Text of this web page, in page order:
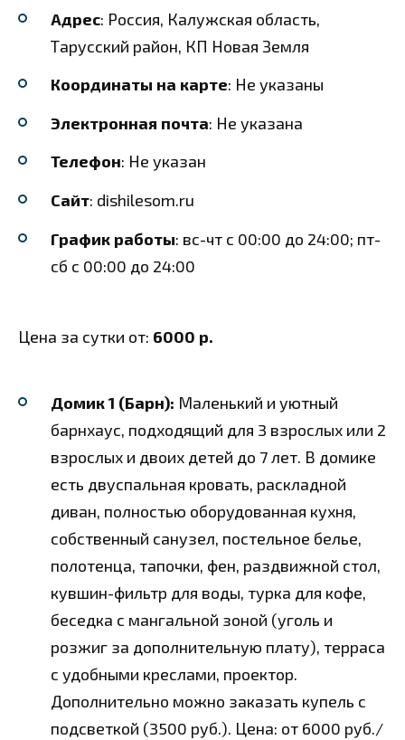
Адрес: Россия, Калужская область,
Тарусский район, КП Новая Земля
Координаты на карте: Не указаны
Электронная почта: Не указана
Телефон: Не указан
Сайт: dishilesom.ru
График работы: вс-чт с 00:00 до 24:00; пт-
сб с 00:00 до 24:00
Цена за сутки от: 6000 р.
Домик 1 (Барн): Маленький и уютный
барнхаус, подходящий для 3 взрослых или 2
взрослых и двоих детей до 7 лет. В домике
есть двуспальная кровать, раскладной
диван, полностью оборудованная кухня,
собственный санузел, постельное белье,
полотенца, тапочки, фен, раздвижной стол,
кувшин-фильтр для воды, турка для кофе,
беседка с мангальной зоной (уголь и
розжиг за дополнительную плату), терраса
с удобными креслами, проектор.
Дополнительно можно заказать купель с
подсветкой (3500 руб.). Цена: от 6000 руб./